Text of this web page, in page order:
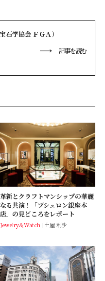
石学協会 ＦＧＡ）
記事を読む
革新とクラフトマンシップの華麗
なる共演！「ブシュロン銀座本
店」の見どころをレポート
Jewelry＆Watch 土屋 利沙